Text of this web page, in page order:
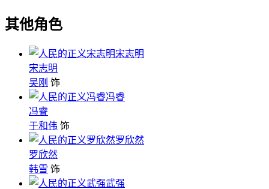
其他角色
宋志明
宋志明
吴刚 饰
冯睿
冯睿
于和伟 饰
罗欣然
罗欣然
韩雪 饰
武强